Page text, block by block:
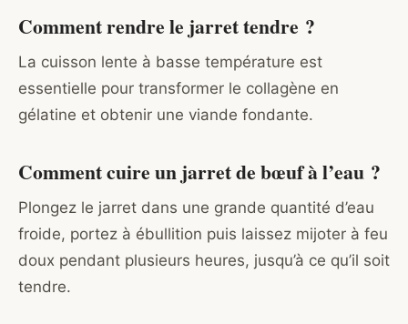
Comment rendre le jarret tendre ?
La cuisson lente à basse température est
essentielle pour transformer le collagène en
gélatine et obtenir une viande fondante.
Comment cuire un jarret de bœuf à l’eau ?
Plongez le jarret dans une grande quantité d’eau
froide, portez à ébullition puis laissez mijoter à feu
doux pendant plusieurs heures, jusqu’à ce qu’il soit
tendre.